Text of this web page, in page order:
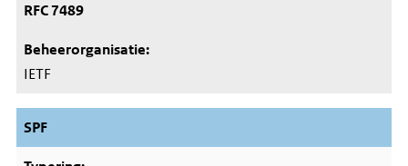
RFC 7489
IETF
SPF